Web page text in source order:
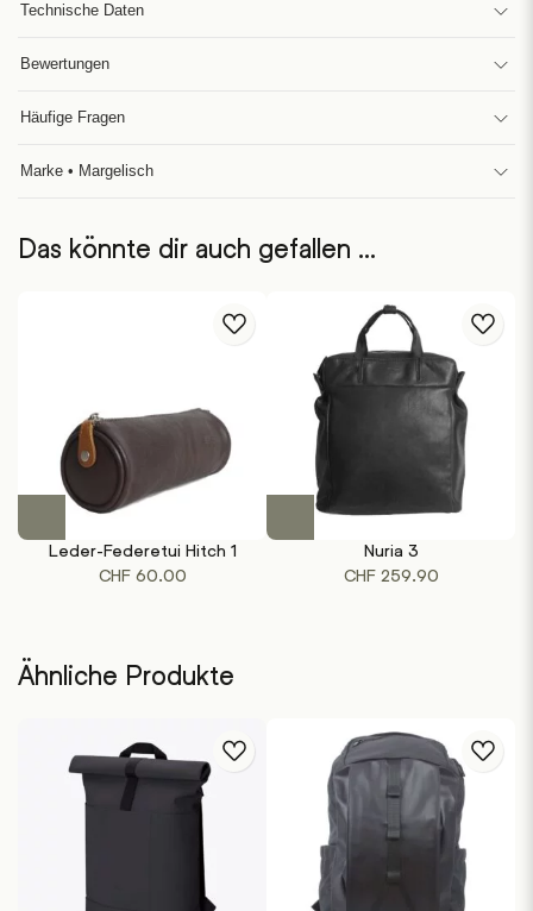
Technische Daten
Bewertungen
Häufige Fragen
Marke • Margelisch
Das könnte dir auch gefallen …
Dieses
weist
mehrere
Die
Optionen
der
Produktseite
Leder-Federetui Hitch 1
CHF60.00
Dieses
mehrere
der
Produktseite
gewählt
werden
Nuria 3
CHF259.90
Ähnliche Produkte